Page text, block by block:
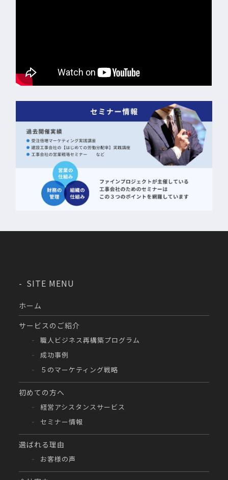
SITE MENU
ホーム
サービスのご紹介
職人ビジネス再構築プログラム
成功事例
５のマーケティング戦略
初めての方へ
経営アシスタンスサービス
セミナー情報
選ばれる理由
お客様の声